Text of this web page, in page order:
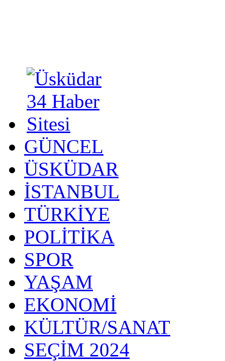
GÜNCEL
ÜSKÜDAR
İSTANBUL
TÜRKİYE
POLİTİKA
SPOR
YAŞAM
EKONOMİ
KÜLTÜR/SANAT
SEÇİM 2024